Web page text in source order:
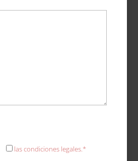
las condiciones legales.*